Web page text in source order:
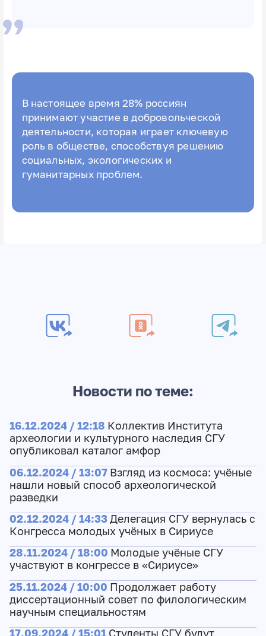
В настоящее время 28% россиян
принимают участие в добровольческой
деятельности, которая играет ключевую
роль в обществе, способствуя решению
социальных, экологических и
гуманитарных проблем.
Новости по теме:
16.12.2024 / 12:18 Коллектив Института
археологии и культурного наследия СГУ
опубликовал каталог амфор
06.12.2024 / 13:07 Взгляд из космоса: учёные
нашли новый способ археологической
разведки
02.12.2024 / 14:33Делегация СГУ вернулась с
Конгресса молодых учёных в Сириусе
28.11.2024 / 18:00 Молодые учёные СГУ
участвуют в конгрессе в «Сириусе»
25.11.2024 / 10:00 Продолжает работу
диссертационный совет по филологическим
научным специальностям
17.09.2024 / 15:01 Студенты СГУ будут